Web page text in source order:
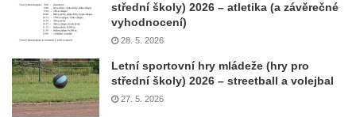
střední školy) 2026 – atletika (a závěrečné
vyhodnocení)
28. 5. 2026
Letní sportovní hry mládeže (hry pro
střední školy) 2026 – streetball a volejbal
27. 5. 2026